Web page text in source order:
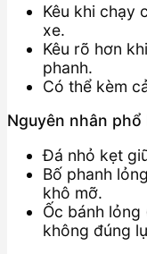
Kêu khi chạy
xe.
Kêu rõ hơn
phanh.
Có thể kèm
Nguyên nhân phổ
Đá nhỏ kẹt
Bố phanh
khô mỡ.
Ốc bánh lỏng
không đúng